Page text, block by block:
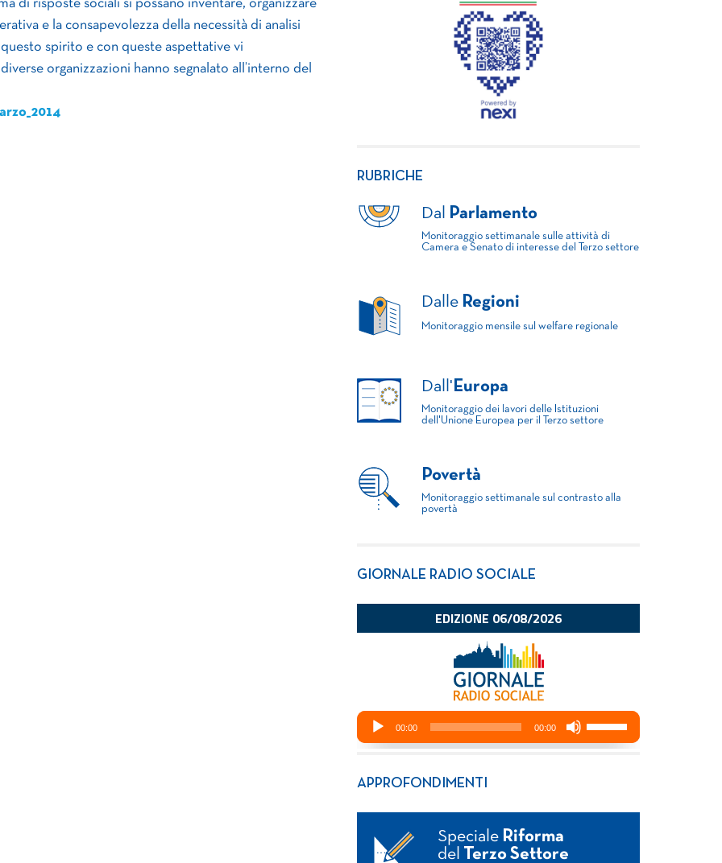
di risposte sociali si possano inventare, organizzare
e la consapevolezza della necessità di analisi
spirito e con queste aspettative vi
organizzazioni hanno segnalato all’interno del
RUBRICHE
Dal Parlamento
Monitoraggio settimanale sulle attività di
Camera e Senato di interesse del Terzo settore
Dalle Regioni
Monitoraggio mensile sul welfare regionale
Dall' Europa
Monitoraggio dei lavori delle Istituzioni
dell'Unione Europea per il Terzo settore
Povertà
Monitoraggio settimanale sul contrasto alla
povertà
GIORNALE RADIO SOCIALE
APPROFONDIMENTI
Speciale Riforma
del
Terzo Settore